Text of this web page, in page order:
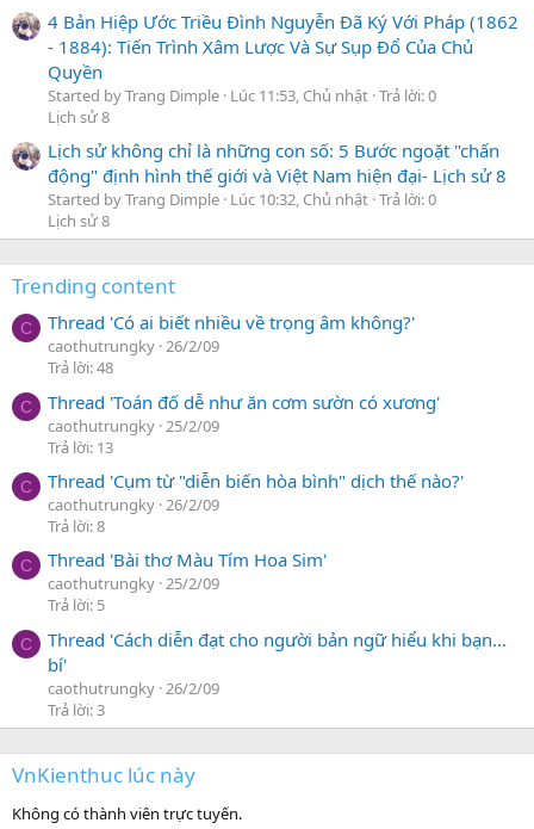
4 Bản Hiệp Ước Triều Đình Nguyễn Đã Ký Với Pháp (1862
- 1884): Tiến Trình Xâm Lược Và Sự Sụp Đổ Của Chủ
Quyền
Started by Trang Dimple Lúc 11:53, Chủ nhật Trả lời: 0
Lịch sử 8
Lịch sử không chỉ là những con số: 5 Bước ngoặt "chấn
động" định hình thế giới và Việt Nam hiện đại- Lịch sử 8
Started by Trang Dimple Lúc 10:32, Chủ nhật Trả lời: 0
Lịch sử 8
Trending content
C Thread 'Có ai biết nhiều về trọng âm không?'
caothutrungky 26/2/09
Trả lời: 48
C Thread 'Toán đố dễ như ăn cơm sườn có xương'
caothutrungky 25/2/09
Trả lời: 13
C Thread 'Cụm từ "diễn biến hòa bình" dịch thế nào?'
caothutrungky 26/2/09
Trả lời: 8
C Thread 'Bài thơ Màu Tím Hoa Sim'
caothutrungky 25/2/09
Trả lời: 5
C
Thread 'Cách diễn đạt cho người bản ngữ hiểu khi bạn…
bí'
caothutrungky 26/2/09
Trả lời: 3
VnKienthuc lúc này
Không có thành viên trực tuyến.